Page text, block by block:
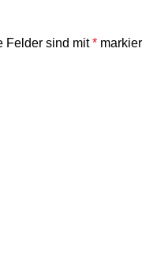
Felder sind mit*